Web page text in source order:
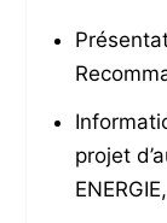
projet
ENERGIE,